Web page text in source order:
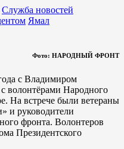
Служба новостей
Ямал
Фото: НАРОДНЫЙ ФРОНТ
с Владимиром
волонтёрами Народного
На встрече были ветераны
и руководители
фронта. Волонтеров
Президентского